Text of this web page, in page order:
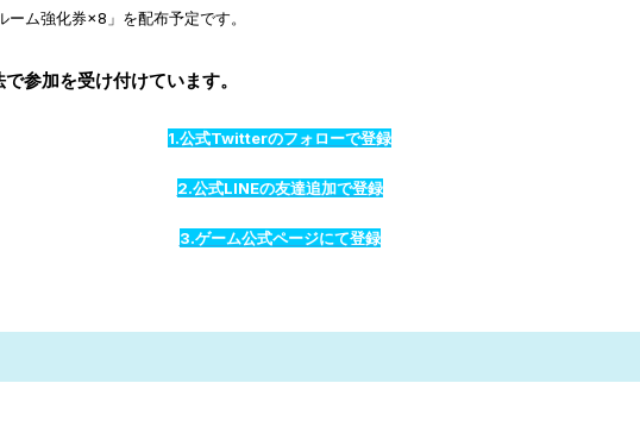
ム強化券×8」を配布予定です。
参加を受け付けています。
1.公式Twitterのフォローで登録
2.公式LINEの友達追加で登録
3.ゲーム公式ページにて登録